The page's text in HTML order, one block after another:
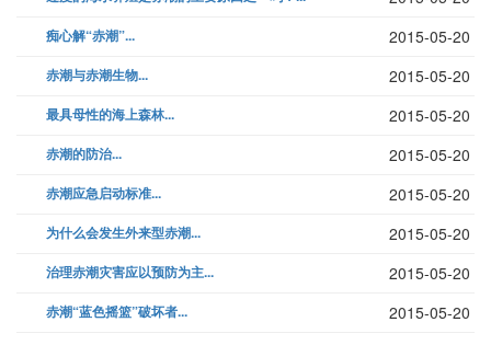
痴心解“赤潮”... 2015-05-20
赤潮与赤潮生物... 2015-05-20
最具母性的海上森林... 2015-05-20
赤潮的防治... 2015-05-20
赤潮应急启动标准... 2015-05-20
为什么会发生外来型赤潮... 2015-05-20
治理赤潮灾害应以预防为主... 2015-05-20
赤潮“蓝色摇篮”破坏者... 2015-05-20